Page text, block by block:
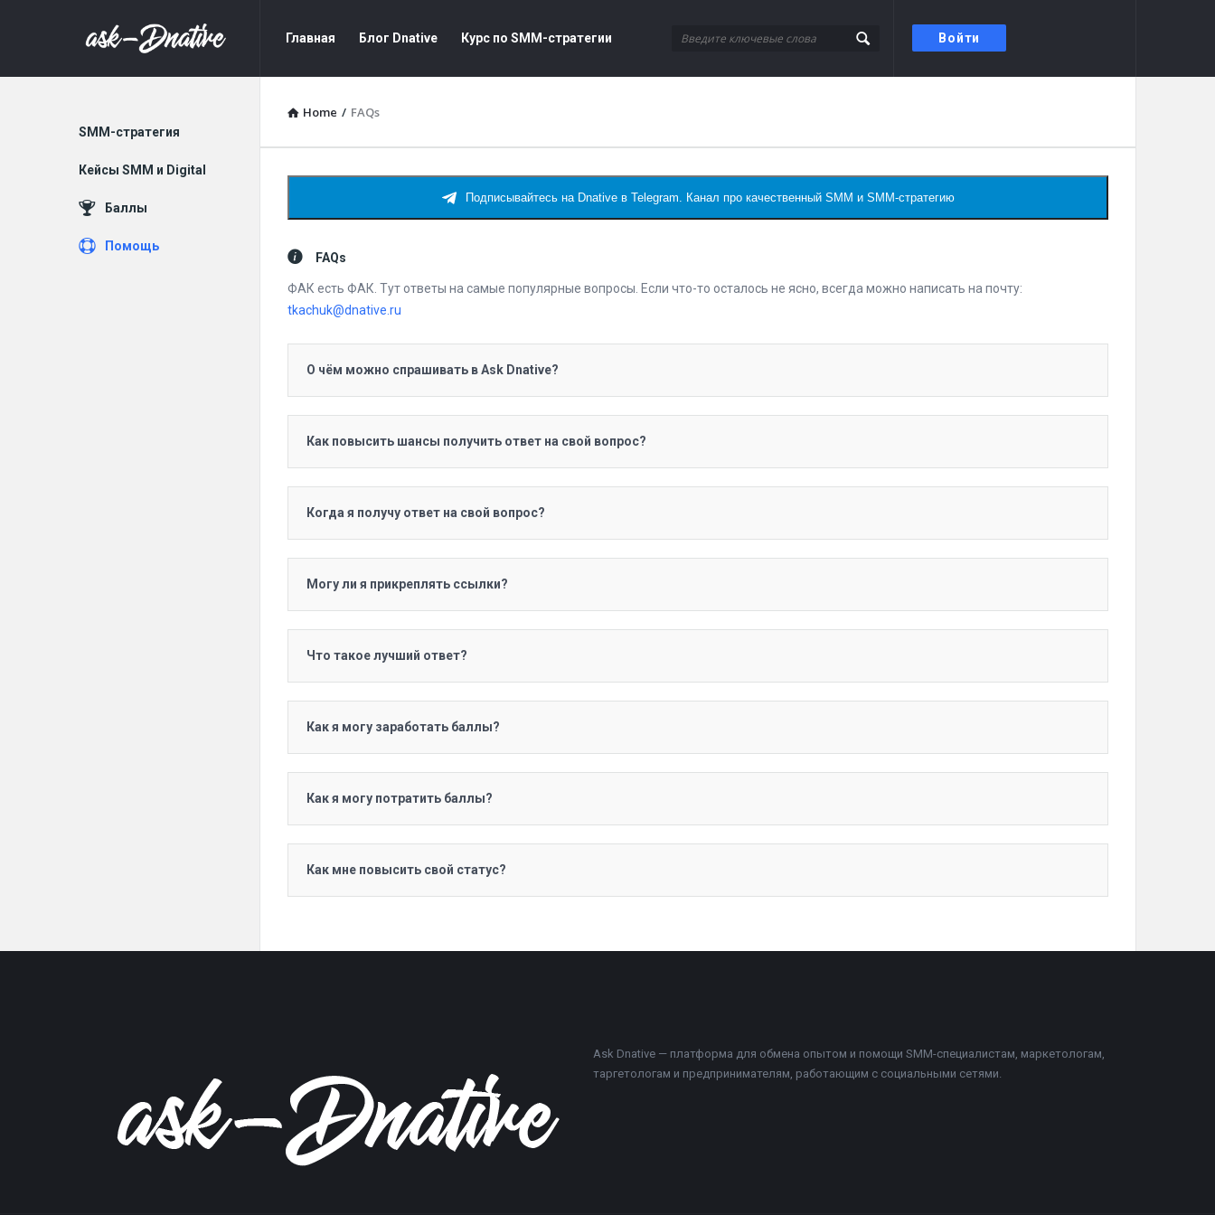
Войти
DNative
Ask
Ask
Navigation
Главная Блог Dnative Курс по SMM-стратегии
Home / FAQs
Подписывайтесь на Dnative в Telegram. Канал про качественный SMM и SMM-стратегию
FAQs
ФАК есть ФАК. Тут ответы на самые популярные вопросы. Если что-то осталось не ясно, всегда можно написать на почту:
tkachuk@dnative.ru
О чём можно спрашивать в Ask Dnative?
Как повысить шансы получить ответ на свой вопрос?
Когда я получу ответ на свой вопрос?
Могу ли я прикреплять ссылки?
Что такое лучший ответ?
Как я могу заработать баллы?
Как я могу потратить баллы?
Как мне повысить свой статус?
Explore
SMM-стратегия
Кейсы SMM и Digital
Баллы
Помощь
Ask Dnative — платформа для обмена опытом и помощи SMM-специалистам, маркетологам,
таргетологам и предпринимателям, работающим с социальными сетями.